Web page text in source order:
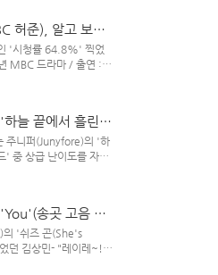
수)가 '각각 결혼'을 한
과정이 되게 세밀하게
미모와 '김수현 작
진 작품'이다. TV극 메
허준), 알고 보면
'시청률 64.8%' 찍었
MBC 드라마 / 출연 :
반부부터 나온 ost 조
'2000년대'에 대한 예
하다 보니까, 이 경우
하는 걸로~) 사실.. 를
흑기'였다는 게 정설로
늘 끝에서 흘린
주니퍼(Junyfore)의 '하
' 중 상급 난이도를 자랑
'내지르는 락 계열' 가수
신기하다.) 초반부 "이
기가 얼마나 힘이 들었
어둬..." 부를 때의 '쥬니
분위기를 물씬 풍기는
송곳 고음 상
의 '쉬즈 곤(She's
던 김상민- "레이레~!
"레이레~ 오 레이레